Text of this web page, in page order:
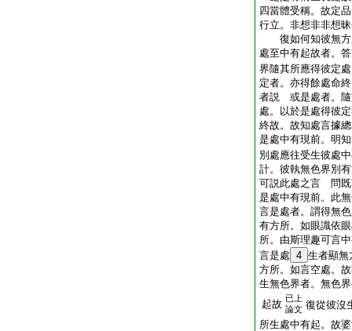
四當體受稱。故定
行立。非想非非想
復如何知彼無
處至中有起故者。
界隨其所應得彼定
定者。亦得餘處命
者説 或是處者。隨
處。以於是處得彼
終故。故知處言據
是處中有現前。明
別處應往受生彼處
計。彼執無色界別
可説此處之言 問既
是處中有現前。此
言是處者。謂得無
有方所。如眼識依
所。由斯理趣可言
言是處 4 生者顯無
方所。如言空處。
生無色界者。無色
起故 已上
論文 復從彼沒
所生處中有起。故